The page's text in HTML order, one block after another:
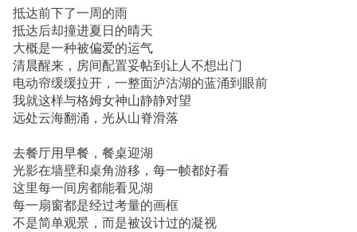
抵达前下了一周的雨
抵达后却撞进夏日的晴天
大概是一种被偏爱的运气
清晨醒来，房间配置妥帖到让人不想出门
电动帘缓缓拉开，一整面泸沽湖的蓝涌到眼前
我就这样与格姆女神山静静对望
远处云海翻涌，光从山脊滑落
去餐厅用早餐，餐桌迎湖
光影在墙壁和桌角游移，每一帧都好看
这里每一间房都能看见湖
每一扇窗都是经过考量的画框
不是简单观景，而是被设计过的凝视